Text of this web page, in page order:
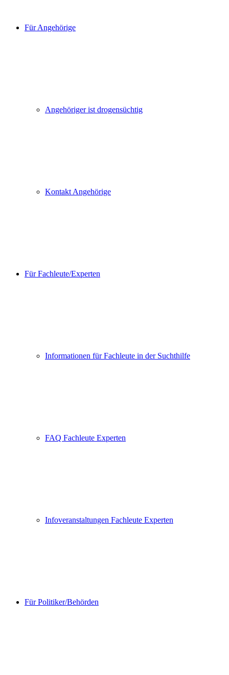
Für Angehörige
Angehöriger ist drogensüchtig
Kontakt Angehörige
Für Fachleute/Experten
Informationen für Fachleute in der Suchthilfe
FAQ Fachleute Experten
Infoveranstaltungen Fachleute Experten
Für Politiker/Behörden